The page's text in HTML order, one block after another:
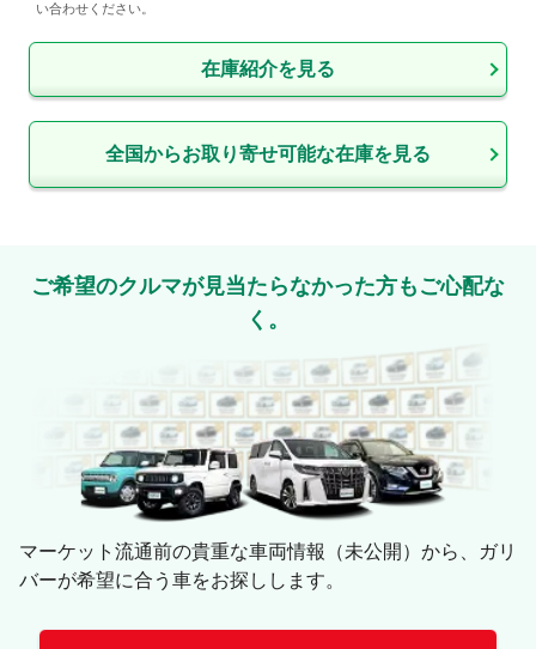
い合わせください。
在庫紹介を見る
全国からお取り寄せ可能な在庫を見る
ご希望のクルマが見当たらなかった方もご心配な
く。
マーケット流通前の貴重な車両情報（未公開）から、ガリ
バーが希望に合う車をお探しします。